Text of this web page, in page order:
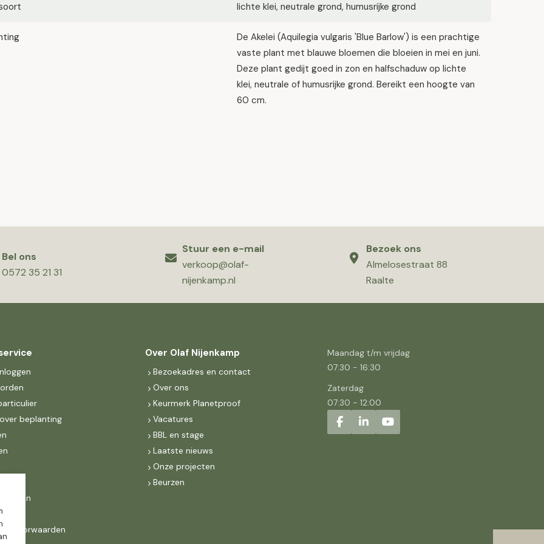
lichte klei, neutrale grond, humusrijke grond
De Akelei (Aquilegia vulgaris 'Blue Barlow') is een prachtige
vaste plant met blauwe bloemen die bloeien in mei en juni.
Deze plant gedijt goed in zon en halfschaduw op lichte
klei, neutrale of humusrijke grond. Bereikt een hoogte van
60 cm.
Bel ons
0572 35 21 31
Stuur een e-mail
verkoop@olaf-
nijenkamp.nl
Bezoek ons
Almelosestraat 88
Raalte
beplanting
Groen
voorwaarden
Over Olaf Nijenkamp
Bezoekadres en contact
Over ons
Keurmerk Planetproof
Vacatures
BBL en stage
Laatste nieuws
Onze projecten
Beurzen
Maandag t/m vrijdag
07:30 - 16:30
Zaterdag
07:30 - 12:00